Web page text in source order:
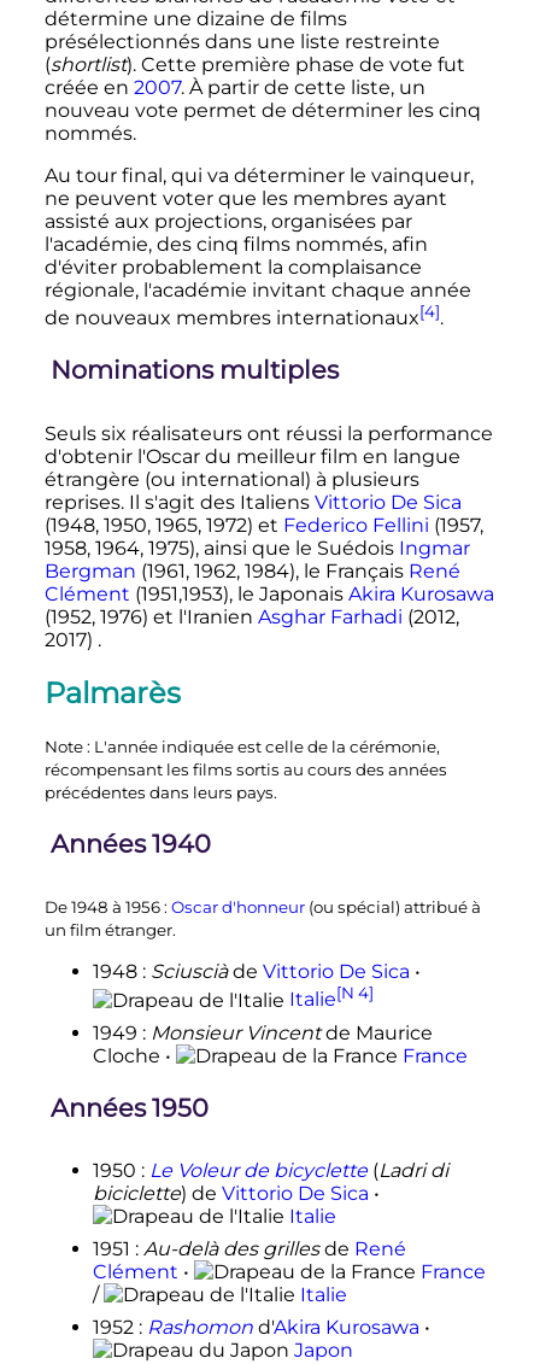
détermine une dizaine de films
présélectionnés dans une liste restreinte
(shortlist). Cette première phase de vote fut
créée en 2007. À partir de cette liste, un
nouveau vote permet de déterminer les cinq
nommés.
Au tour final, qui va déterminer le vainqueur,
ne peuvent voter que les membres ayant
assisté aux projections, organisées par
l'académie, des cinq films nommés, afin
d'éviter probablement la complaisance
régionale, l'académie invitant chaque année
de nouveaux membres internationaux[4].
Nominations multiples
Seuls six réalisateurs ont réussi la performance
d'obtenir l'Oscar du meilleur film en langue
étrangère (ou international) à plusieurs
reprises. Il s'agit des Italiens Vittorio De Sica
(1948, 1950, 1965, 1972) et Federico Fellini (1957,
1958, 1964, 1975), ainsi que le Suédois Ingmar
Bergman (1961, 1962, 1984), le Français René
Clément (1951,1953), le Japonais Akira Kurosawa
(1952, 1976) et l'Iranien Asghar Farhadi (2012,
2017) .
Palmarès
Note : L'année indiquée est celle de la cérémonie,
récompensant les films sortis au cours des années
précédentes dans leurs pays.
Années 1940
De 1948 à 1956 : Oscar d'honneur(ou spécial) attribué à
un film étranger.
1948 : Sciusciàde Vittorio De Sica •
Italie[N 4]
1949 : Monsieur Vincentde Maurice
Cloche •
France
Années 1950
1950 : Le Voleur de bicyclette(Ladri di
biciclette) de Vittorio De Sica •
Italie
1951 : Au-delà des grillesde René
Clément •
France
/
Italie
1952 : Rashomond'Akira Kurosawa •
Japon